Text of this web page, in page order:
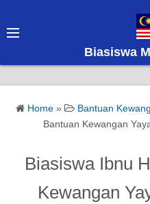
Biasiswa
Home» Bantuan
Bantuan Kewangan
Biasiswa Ibnu
Kewangan